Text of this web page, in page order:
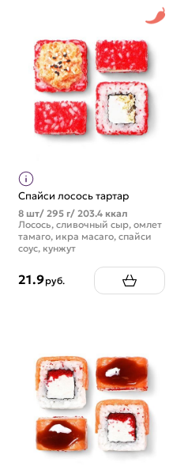
Спайси лосось тартар
8 шт/ 295 г/ 203.4 ккал
Лосось, сливочный сыр, омлет
тамаго, икра масаго, спайси
соус, кунжут
21.9руб.